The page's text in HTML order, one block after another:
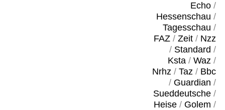
Echo/
Hessenschau /
Tagesschau /
FAZ/ Zeit/ Nzz
/ Standard /
Ksta/ Waz/
Nrhz/ Taz/ Bbc
/ Guardian /
Sueddeutsche/
Heise/ Golem /